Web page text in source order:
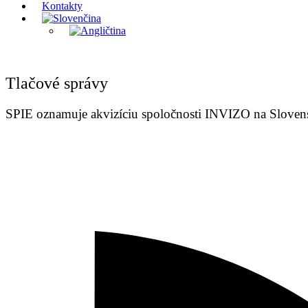
Kontakty
Tlačové správy
SPIE oznamuje akvizíciu spoločnosti INVIZO na